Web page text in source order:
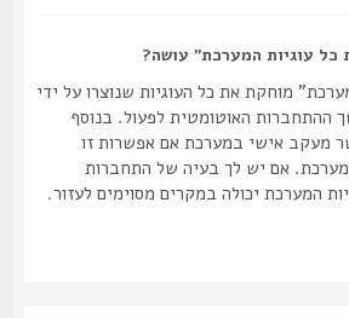
המערכת” עושה?
מוחקת את כל העוגיות שנוצרו על ידי
האוטומטית לפעול. בנוסף
אישי במערכת אם אפשרות זו
אם יש לך בעיה של התחברות
יכולה במקרים מסוימים לעזור.